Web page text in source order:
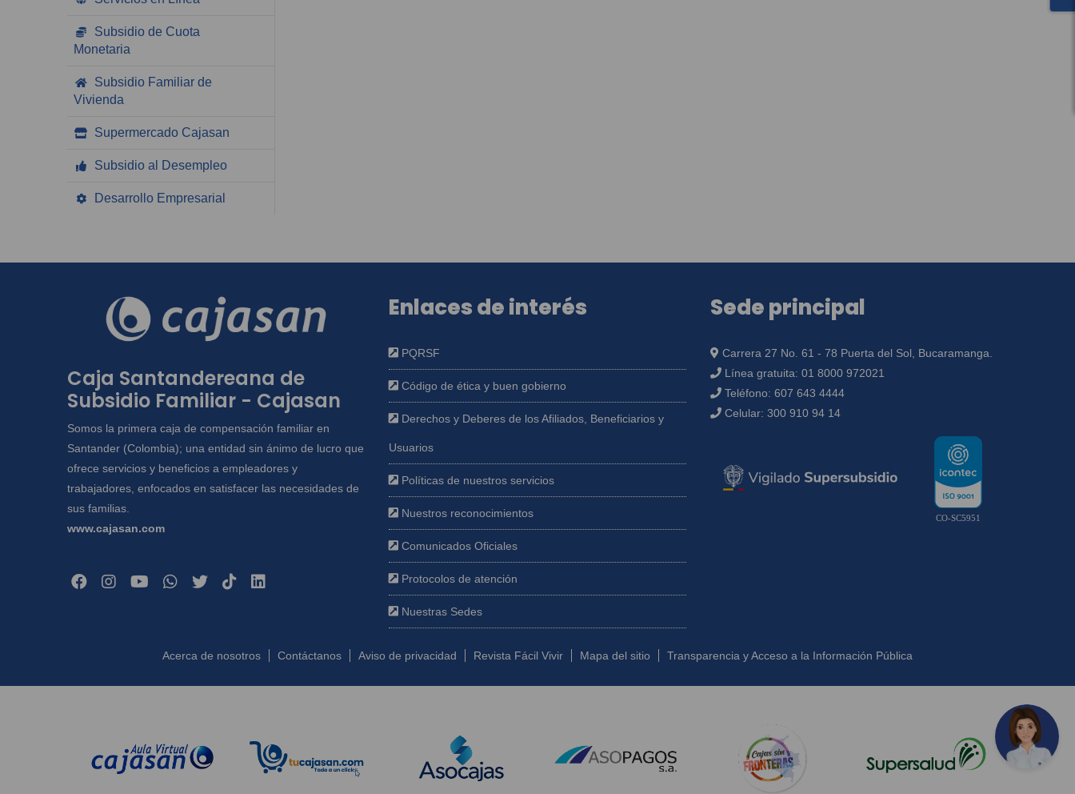
Subsidio de Cuota
Monetaria
Subsidio Familiar de
Vivienda
Supermercado Cajasan
Subsidio al Desempleo
Desarrollo Empresarial
Caja Santandereana de
Subsidio Familiar - Cajasan
Somos la primera caja de compensación familiar en
Santander (Colombia); una entidad sin ánimo de lucro que
ofrece servicios y beneficios a empleadores y
trabajadores, enfocados en satisfacer las necesidades de
sus familias.
www.cajasan.com
Enlaces de interés
PQRSF
Código de ética y buen gobierno
Derechos y Deberes de los Afiliados, Beneficiarios y
Usuarios
Políticas de nuestros servicios
Nuestros reconocimientos
Comunicados Oficiales
Protocolos de atención
Nuestras Sedes
Sede principal
Carrera 27 No. 61 - 78 Puerta del Sol, Bucaramanga.
Línea gratuita: 01 8000 972021
Teléfono: 607 643 4444
Celular: 300 910 94 14
CO-SC5951
Acerca de nosotros Contáctanos Aviso de privacidad Revista Fácil Vivir Mapa del sitio Transparencia y Acceso a la Información Pública